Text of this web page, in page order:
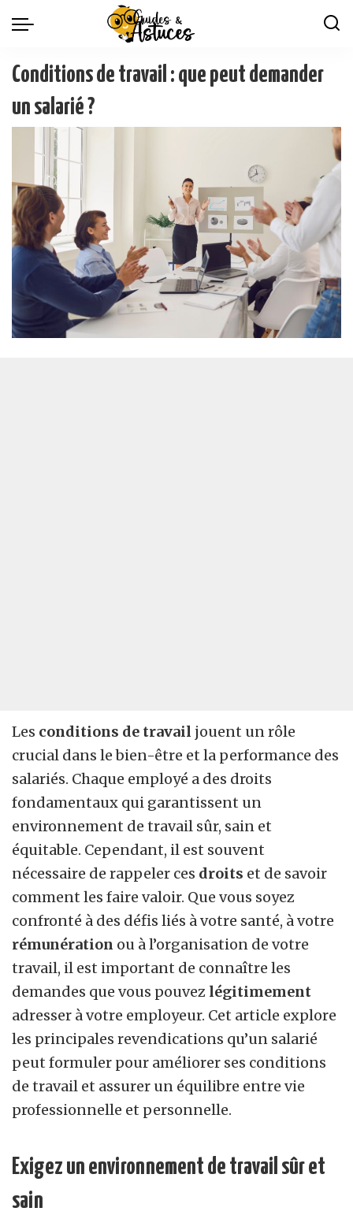
Conditions de travail : que peut demander
un salarié ?
Les conditions de travail jouent un rôle
crucial dans le bien-être et la performance des
salariés. Chaque employé a des droits
fondamentaux qui garantissent un
environnement de travail sûr, sain et
équitable. Cependant, il est souvent
nécessaire de rappeler ces droits et de savoir
comment les faire valoir. Que vous soyez
confronté à des défis liés à votre santé, à votre
rémunération ou à l’organisation de votre
travail, il est important de connaître les
demandes que vous pouvez légitimement
adresser à votre employeur. Cet article explore
les principales revendications qu’un salarié
peut formuler pour améliorer ses conditions
de travail et assurer un équilibre entre vie
professionnelle et personnelle.
Exigez un environnement de travail sûr et
sain